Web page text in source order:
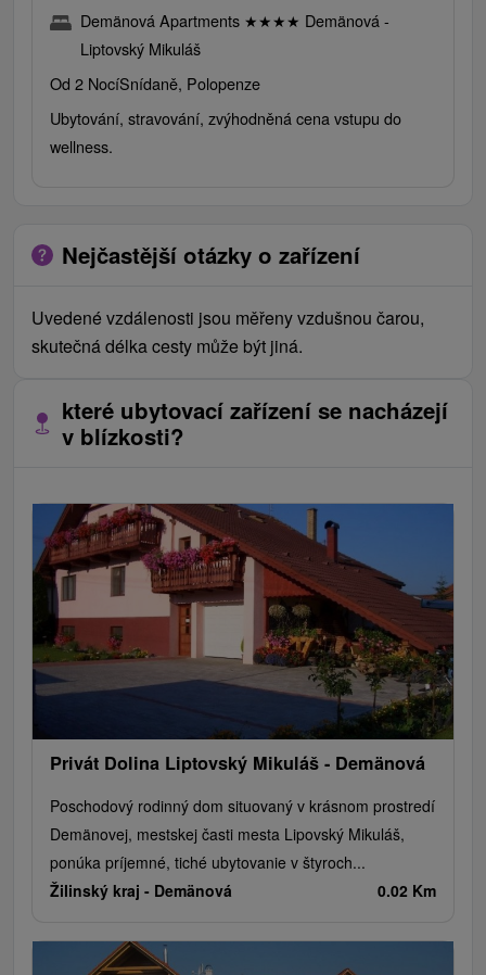
Demänová Apartments ★★★★ Demänová -
Liptovský Mikuláš
Od 2 NocíSnídaně, Polopenze
Ubytování, stravování, zvýhodněná cena vstupu do
wellness.
Nejčastější otázky o zařízení
Uvedené vzdálenosti jsou měřeny vzdušnou čarou,
skutečná délka cesty může být jiná.
které ubytovací zařízení se nacházejí
v blízkosti?
Privát Dolina Liptovský Mikuláš - Demänová
Poschodový rodinný dom situovaný v krásnom prostredí
Demänovej, mestskej časti mesta Lipovský Mikuláš,
ponúka príjemné, tiché ubytovanie v štyroch...
Žilinský kraj - Demänová 0.02 Km